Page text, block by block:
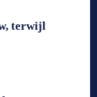
terwijl